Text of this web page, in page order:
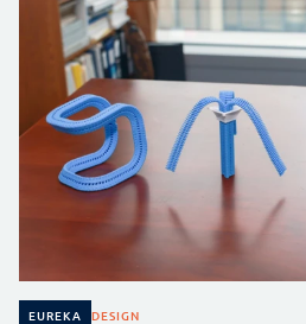
EUREKA DESIGN